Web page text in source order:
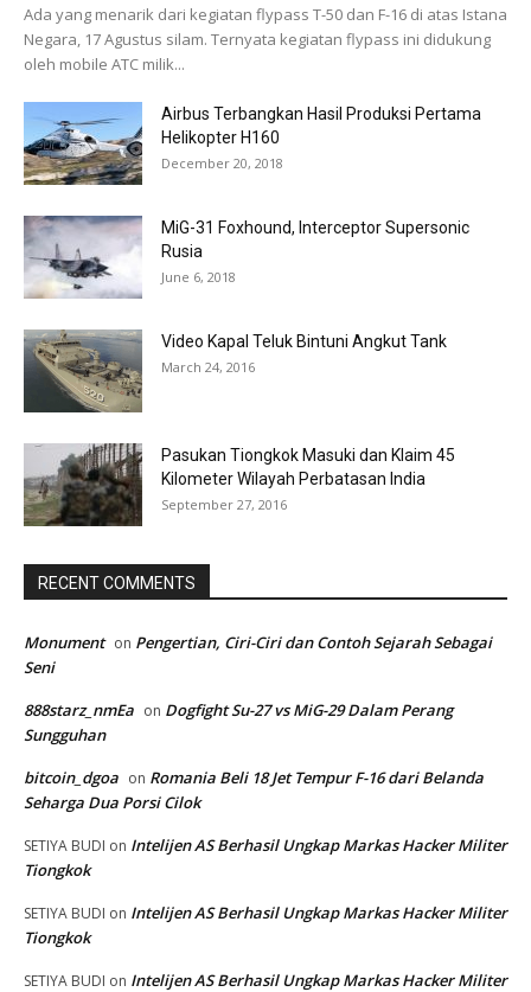
Ada yang menarik dari kegiatan flypass T-50 dan F-16 di atas Istana
Negara, 17 Agustus silam. Ternyata kegiatan flypass ini didukung
oleh mobile ATC milik...
Airbus Terbangkan Hasil Produksi Pertama
Helikopter H160
December 20, 2018
MiG-31 Foxhound, Interceptor Supersonic
Rusia
June 6, 2018
Video Kapal Teluk Bintuni Angkut Tank
March 24, 2016
Pasukan Tiongkok Masuki dan Klaim 45
Kilometer Wilayah Perbatasan India
September 27, 2016
RECENT COMMENTS
Monument on Pengertian, Ciri-Ciri dan Contoh Sejarah Sebagai
Seni
888starz_nmEa on Dogfight Su-27 vs MiG-29 Dalam Perang
Sungguhan
bitcoin_dgoa on Romania Beli 18 Jet Tempur F-16 dari Belanda
Seharga Dua Porsi Cilok
SETIYA BUDI on Intelijen AS Berhasil Ungkap Markas Hacker Militer
Tiongkok
SETIYA BUDI on Intelijen AS Berhasil Ungkap Markas Hacker Militer
Tiongkok
SETIYA BUDI on Intelijen AS Berhasil Ungkap Markas Hacker Militer